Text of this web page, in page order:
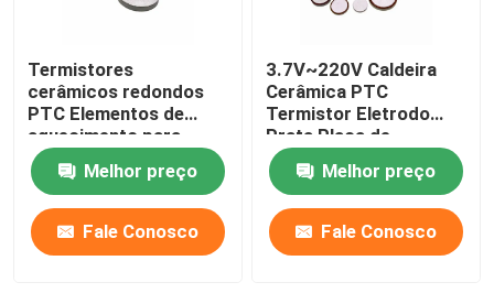
Termistores
cerâmicos redondos
PTC Elementos de
aquecimento para
indústrias domésticas
e automotivas Pellets
de qualidade premium
Melhor preço
Fale Conosco
3.7V~220V Caldeira
Cerâmica PTC
Termistor Eletrodo
Prata Placa de
aquecimento de
temperatura constante
Melhor preço
Fale Conosco